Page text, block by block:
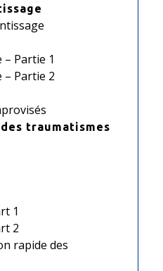
Partie 1
– Partie 2
traumatismes
1
2
rapide des